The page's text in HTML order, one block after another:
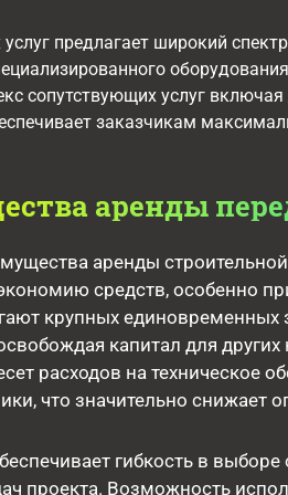
предлагает широкий
сопутствующих услуг
заказчикам
аренды
аренды
средств, особенно
крупных единовременных
капитал для
расходов на техническое
что значительно снижает
гибкость в
проекта. Возможность